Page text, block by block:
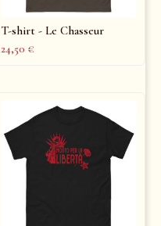
T-shirt - Le Chasseur
24,50 €